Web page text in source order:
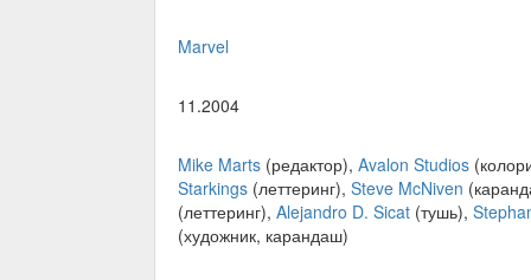
Marvel
11.2004
Mike Marts (редактор), Avalon Studios
Starkings (леттеринг), Steve McNiven
(леттеринг), Alejandro D. Sicat (тушь),
(художник, карандаш)